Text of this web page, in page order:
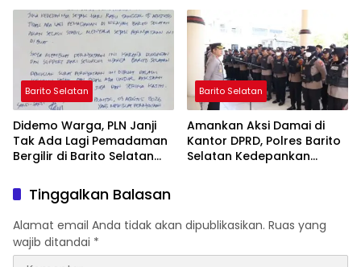
Barito Selatan
Didemo Warga, PLN Janji
Tak Ada Lagi Pemadaman
Bergilir di Barito Selatan
Barito Selatan
Amankan Aksi Damai di
Kantor DPRD, Polres Barito
Selatan Kedepankan
Tinggalkan Balasan
Alamat email Anda tidak akan dipublikasikan. Ruas yang
wajib ditandai *